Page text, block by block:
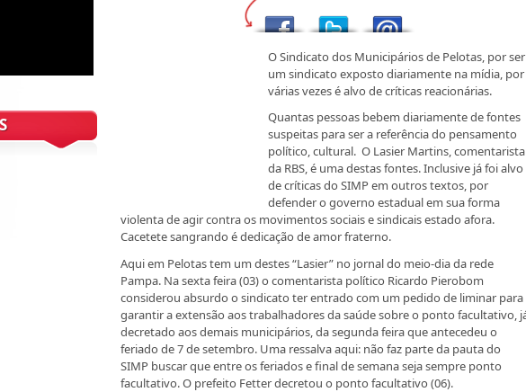
O Sindicato dos Municipários de Pelotas, por ser
um sindicato exposto diariamente na mídia, por
várias vezes é alvo de críticas reacionárias.
Quantas pessoas bebem diariamente de fontes
suspeitas para ser a referência do pensamento
político, cultural. O Lasier Martins, comentarista
da RBS, é uma destas fontes. Inclusive já foi alvo
de críticas do SIMP em outros textos, por
defender o governo estadual em sua forma
violenta de agir contra os movimentos sociais e sindicais estado afora.
Cacetete sangrando é dedicação de amor fraterno.
Aqui em Pelotas tem um destes “Lasier” no jornal do meio-dia da rede
Pampa. Na sexta feira (03) o comentarista político Ricardo Pierobom
considerou absurdo o sindicato ter entrado com um pedido de liminar para
garantir a extensão aos trabalhadores da saúde sobre o ponto facultativo,
decretado aos demais municipários, da segunda feira que antecedeu o
feriado de 7 de setembro. Uma ressalva aqui: não faz parte da pauta do
SIMP buscar que entre os feriados e final de semana seja sempre ponto
facultativo. O prefeito Fetter decretou o ponto facultativo (06).